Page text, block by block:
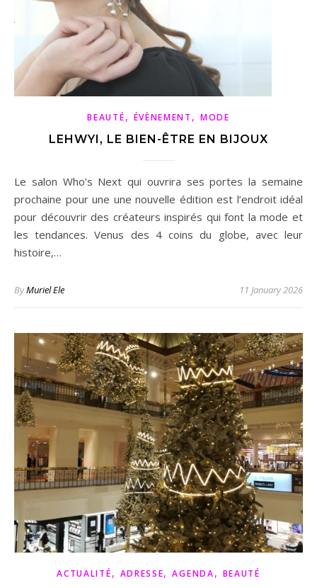
BEAUTÉ, ÉVÈNEMENT , MODE
LEHWYI, LE BIEN-ÊTRE EN BIJOUX
Le salon Who’s Next qui ouvrira ses portes la semaine
prochaine pour une une nouvelle édition est l’endroit idéal
pour découvrir des créateurs inspirés qui font la mode et
les tendances. Venus des 4 coins du globe, avec leur
histoire,…
ByMuriel Ele 11 January 2026
ACTUALITÉ, ADRESSE,AGENDA, BEAUTÉ